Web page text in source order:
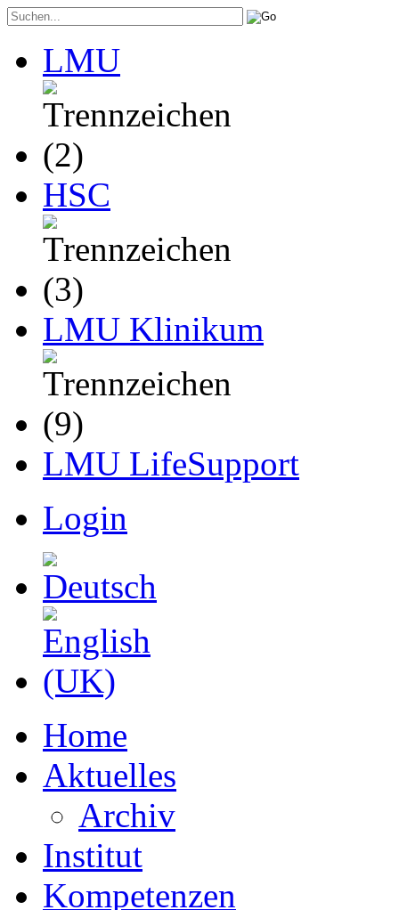
LMU
HSC
LMU Klinikum
LMU LifeSupport
Login
Home
Aktuelles
Archiv
Institut
Kompetenzen